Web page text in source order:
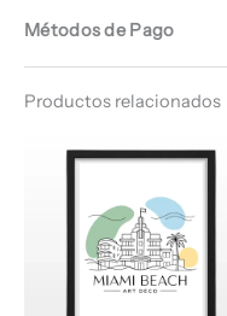
Métodos de Pago
Productos relacionados
de